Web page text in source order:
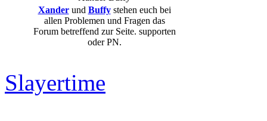
Xanderund Buffystehen euch bei
allen Problemen und Fragen das
Forum betreffend zur Seite. supporten
oder PN.
Slayertime